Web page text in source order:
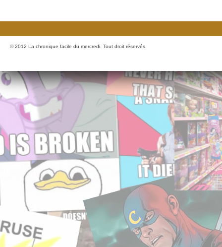
© 2012 La chronique facile du mercredi. Tout droit réservés.